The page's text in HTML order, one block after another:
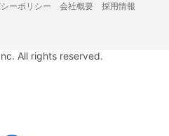
ーポリシー 会社概要
採用情報
All rights reserved.